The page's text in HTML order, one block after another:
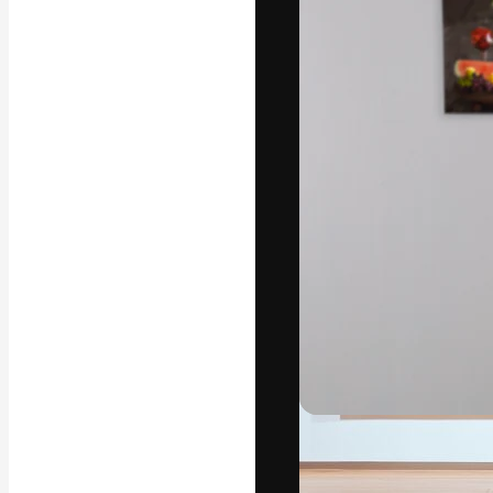
Platforma
najlepszych
Polski
Copyright ©